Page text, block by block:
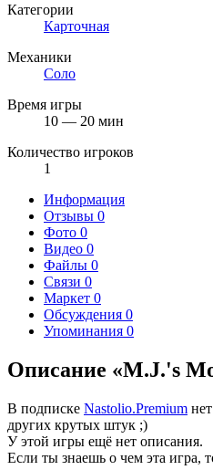
Категории
Карточная
Механики
Соло
Время игры
10 — 20 мин
Количество игроков
1
Информация
Отзывы 0
Фото 0
Видео 0
Файлы 0
Связи 0
Маркет 0
Обсуждения 0
Упоминания 0
Описание «M.J.'s
В подписке Nastolio.Premium
других крутых штук ;)
У этой игры ещё нет описания.
Если ты знаешь о чем эта игра,